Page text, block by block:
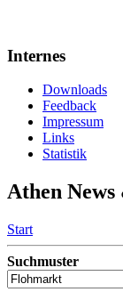
Internes
Downloads
Feedback
Impressum
Links
Statistik
Athen News
Start
Suchmuster